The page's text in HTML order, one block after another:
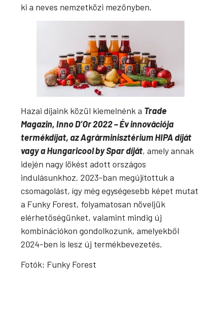
ki a neves nemzetközi mezőnyben.
Hazai díjaink közül kiemelnénk a Trade
Magazin, Inno D’Or 2022 – Év innovációja
termékdíjat, az Agrárminisztérium HIPA díját
vagy a Hungaricool by Spar díját, amely annak
idején nagy lökést adott országos
indulásunkhoz. 2023-ban megújítottuk a
csomagolást, így még egységesebb képet mutat
a Funky Forest, folyamatosan növeljük
elérhetőségünket, valamint mindig új
kombinációkon gondolkozunk, amelyekből
2024-ben is lesz új termékbevezetés.
Fotók: Funky Forest